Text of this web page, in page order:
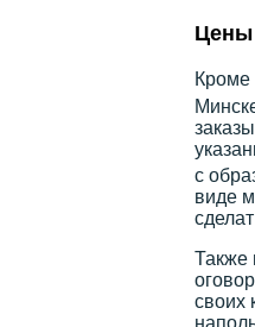
Цены
Кроме
с
виде
Также
своих